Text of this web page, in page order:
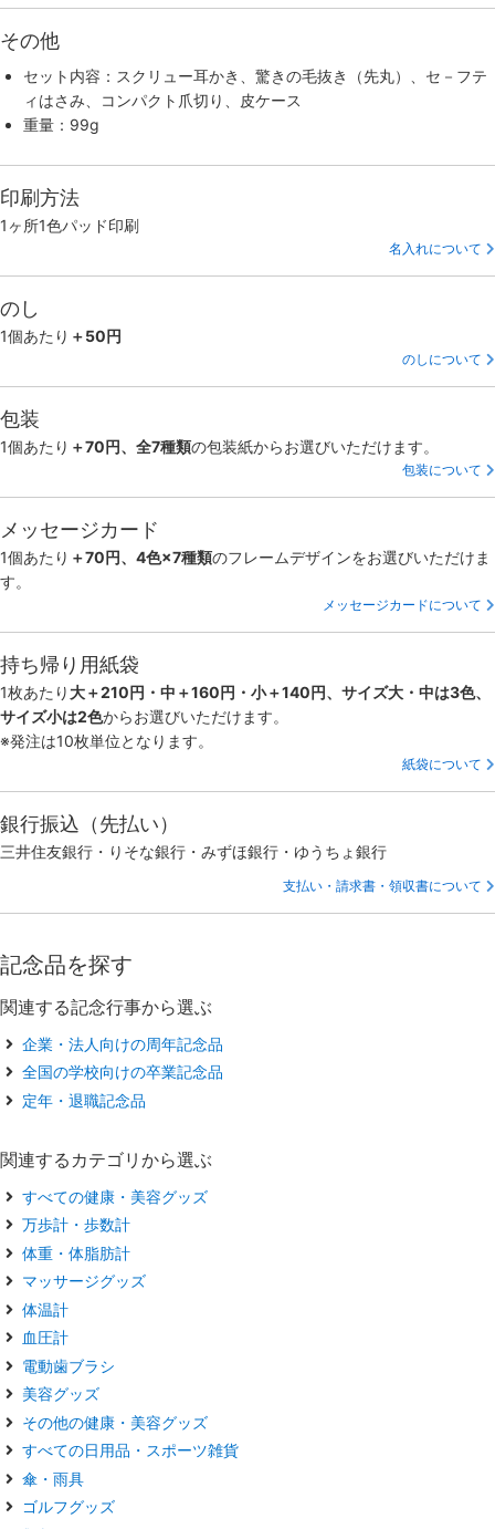
その他
セット内容：スクリュー耳かき、驚きの毛抜き（先丸）、セ－フテ
ィはさみ、コンパクト爪切り、皮ケース
重量：99g
印刷方法
1ヶ所1色パッド印刷
名入れについて
のし
1個あたり ＋50円
のしについて
包装
1個あたり ＋70円、全7種類の包装紙からお選びいただけます。
包装について
メッセージカード
1個あたり ＋70円、4色×7種類のフレームデザインをお選びいただけま
す。
メッセージカードについて
持ち帰り用紙袋
1枚あたり 大＋210円・中＋160円・小＋140円、サイズ大・中は3色、
サイズ小は2色からお選びいただけます。
※発注は10枚単位となります。
紙袋について
銀行振込（先払い）
三井住友銀行・りそな銀行・みずほ銀行・ゆうちょ銀行
支払い・請求書・領収書について
記念品を探す
関連する記念行事から選ぶ
企業・法人向けの周年記念品
全国の学校向けの卒業記念品
定年・退職記念品
関連するカテゴリから選ぶ
すべての健康・美容グッズ
万歩計・歩数計
体重・体脂肪計
マッサージグッズ
体温計
血圧計
電動歯ブラシ
美容グッズ
その他の健康・美容グッズ
すべての日用品・スポーツ雑貨
傘・雨具
ゴルフグッズ